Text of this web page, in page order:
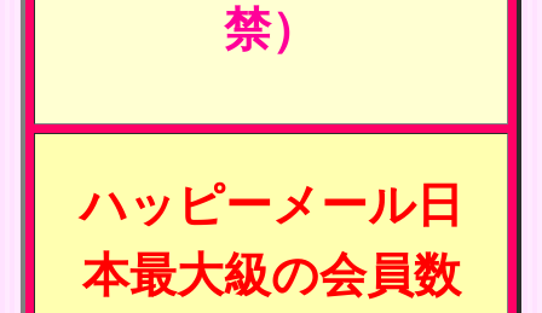
禁）
ハッピーメール日
本最大級の会員数